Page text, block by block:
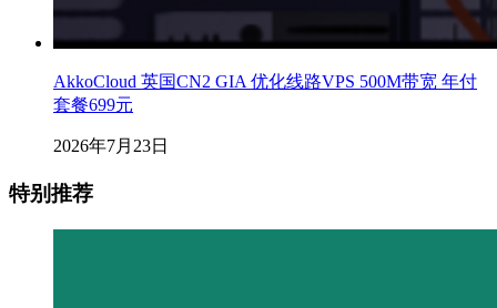
AkkoCloud 英国CN2 GIA 优化线路VPS 500M带宽 年付
套餐699元
2026年7月23日
特别推荐